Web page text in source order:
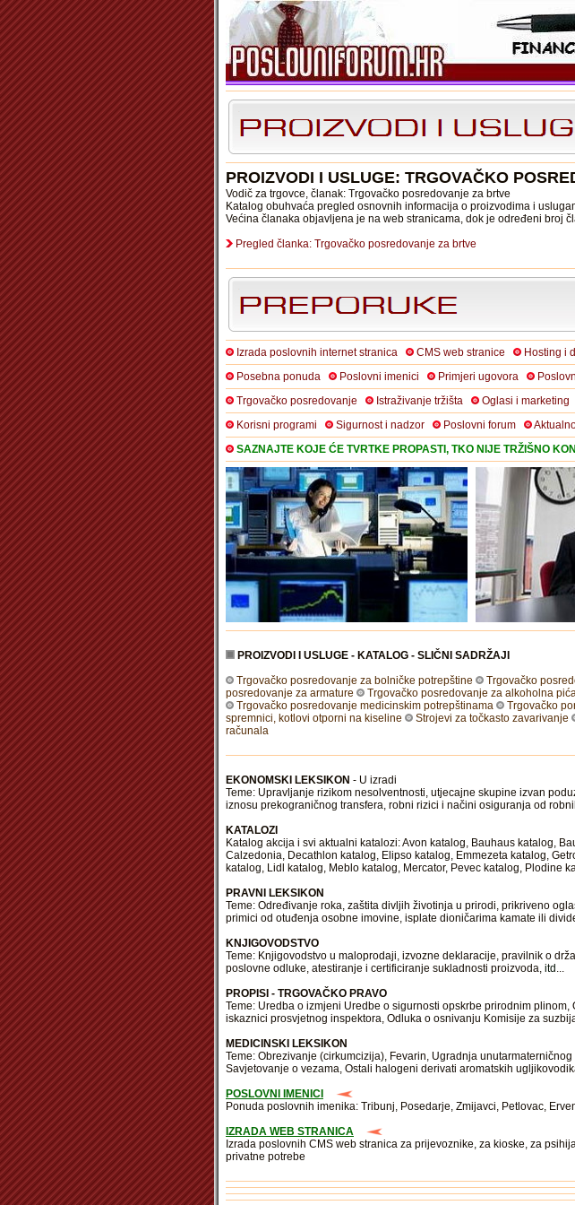
PROIZVODI I USLUGE: TRGOVAČKO
Vodič za trgovce, članak: Trgovačko posredovanje za brtve
Katalog obuhvaća pregled osnovnih informacija o proizvodima i
Većina članaka objavljena je na web stranicama, dok je određeni broj
Pregled članka: Trgovačko posredovanje za brtve
Izrada poslovnih internet stranica CMS web stranice Hosting i
Posebna ponuda
Poslovni imenici Primjeri ugovora
Trgovačko posredovanje
Istraživanje tržišta Oglasi i marketing
Korisni programi
Sigurnost i nadzor Poslovni forum
SAZNAJTE KOJE ĆE TVRTKE PROPASTI, TKO NIJE TRŽIŠNO
PROIZVODI I USLUGE - KATALOG - SLIČNI SADRŽAJI
Trgovačko posredovanje za bolničke potrepštine
Trgovačko
posredovanje za armature
Trgovačko posredovanje za alkoholna
Trgovačko posredovanje medicinskim potrepštinama
Trgovačko
spremnici, kotlovi otporni na kiseline
Strojevi za točkasto zavarivanje
računala
EKONOMSKI LEKSIKON - U izradi
Teme: Upravljanje rizikom nesolventnosti, utjecajne skupine izvan
iznosu prekograničnog transfera, robni rizici i načini osiguranja od
KATALOZI
Katalog akcija i svi aktualni katalozi: Avon katalog, Bauhaus katalog,
Calzedonia, Decathlon katalog, Elipso katalog, Emmezeta katalog,
katalog, Lidl katalog, Meblo katalog, Mercator, Pevec katalog, Plodine
PRAVNI LEKSIKON
Teme: Određivanje roka, zaštita divljih životinja u prirodi, prikriveno
primici od otuđenja osobne imovine, isplate dioničarima kamate ili
KNJIGOVODSTVO
Teme: Knjigovodstvo u maloprodaji, izvozne deklaracije, pravilnik o
poslovne odluke, atestiranje i certificiranje sukladnosti proizvoda, itd ...
PROPISI - TRGOVAČKO PRAVO
Teme: Uredba o izmjeni Uredbe o sigurnosti opskrbe prirodnim
iskaznici prosvjetnog inspektora, Odluka o osnivanju Komisije za
MEDICINSKI LEKSIKON
Teme: Obrezivanje (cirkumcizija), Fevarin, Ugradnja
Savjetovanje o vezama, Ostali halogeni derivati aromatskih
POSLOVNI IMENICI
Ponuda poslovnih imenika: Tribunj, Posedarje, Zmijavci, Petlovac,
IZRADA WEB STRANICA
Izrada poslovnih CMS web stranica za prijevoznike, za kioske, za
privatne potrebe